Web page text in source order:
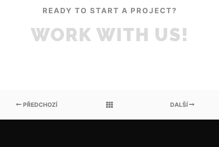
READY TO START A PROJECT?
WORK WITH US!
PŘEDCHOZÍ DALŠÍ